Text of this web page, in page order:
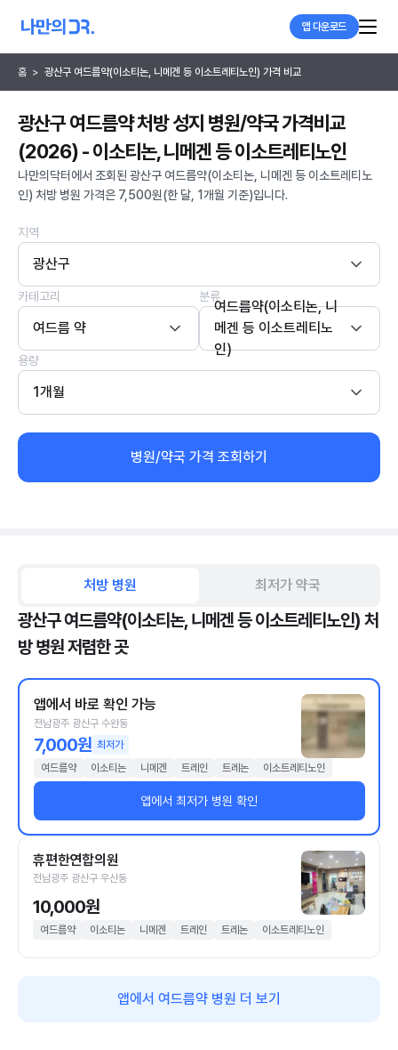
앱 다운로드
홈 > 광산구 여드름약(이소티논, 니메겐 등 이소트레티노인) 가격 비교
광산구 여드름약 처방 성지 병원/약국 가격비교
(2026) - 이소티논, 니메겐 등 이소트레티노인
나만의닥터에서 조회된 광산구 여드름약(이소티논, 니메겐 등 이소트레티노
인) 처방 병원 가격은 7,500원(한 달, 1개월 기준)입니다.
지역
광산구
카테고리
여드름 약
분류
여드름약(이소티논, 니
메겐 등 이소트레티노
인)
용량
1개월
병원/약국 가격 조회하기
처방 병원 최저가 약국
광산구 여드름약(이소티논, 니메겐 등 이소트레티노인) 처
방 병원 저렴한 곳
앱에서 바로 확인 가능
전남광주 광산구 수완동
7,000원 최저가
여드름약
이소티논 니메겐 트레인 트레논 이소트레티노인
앱에서 최저가 병원 확인
휴편한연합의원
전남광주 광산구 우산동
10,000원
여드름약 이소티논 니메겐 트레인 트레논 이소트레티노인
앱에서 여드름약 병원 더 보기